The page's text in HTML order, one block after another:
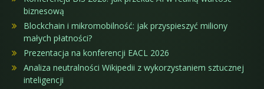
biznesową
Blockchain i mikromobilność: jak przyspieszyć miliony
małych płatności?
Prezentacja na konferencji EACL 2026
Analiza neutralności Wikipedii z wykorzystaniem sztucznej
inteligencji